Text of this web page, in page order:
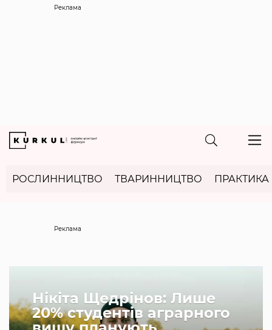
Реклама
РОСЛИННИЦТВО ТВАРИННИЦТВО ПРАКТИКА
Нікіта Щедрінов: Лише
20% студентів аграрного
Реклама